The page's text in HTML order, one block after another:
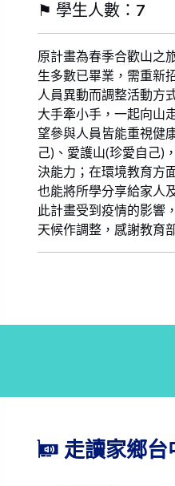
⚑ 學生人數：7
原計畫為春季合歡山之
生多數已畢業，需重新
人員異動而調整活動方
大手牽小手，一起向山
望參與人員皆能重視健
己)、愛護山(珍愛自己)
決能力；在環境教育方
也能將所學分享給家人
此計畫受到疫情的影響
天候作調整，感謝教育
走讀家鄉台